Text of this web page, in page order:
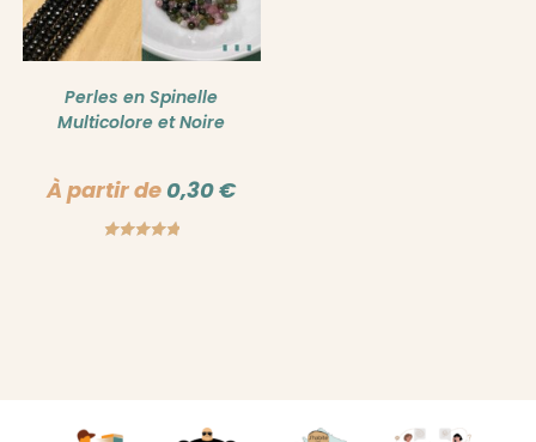
Perles en Spinelle
Multicolore et Noire
À partir de 0,30€